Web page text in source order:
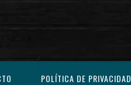
POLÍTICA DE PRIVACIDAD